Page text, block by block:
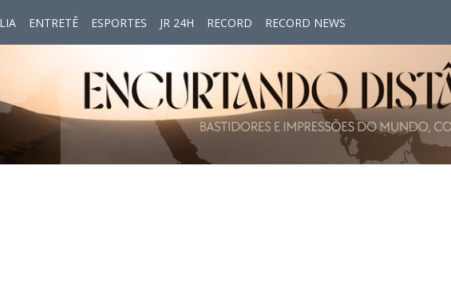
ENTRETÊ ESPORTES JR 24H RECORD RECORD NEWS